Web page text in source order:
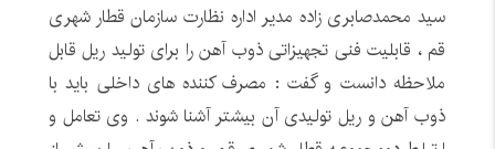
سید محمدصابری زاده مدیر اداره نظارت سازمان قطار شهری
قم ، قابلیت فنی تجهیزاتی ذوب آهن را برای تولید ریل قابل
ملاحظه دانست و گفت : مصرف کننده های داخلی باید با
ذوب آهن و ریل تولیدی آن بیشتر آشنا شوند . وی تعامل و